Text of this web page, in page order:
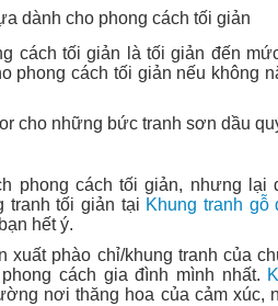
dành cho phong cách tối giản
cách tối giản là tối giản đến
phong cách tối giản nếu không
cho những bức tranh sơn dầu
phong cách tối giản, nhưng lại
tranh tối giản tại Khung tranh gỗ
hết ý.
xuất phào chỉ/khung tranh của
cách gia đình mình nhất.
nơi thăng hoa của cảm xúc,